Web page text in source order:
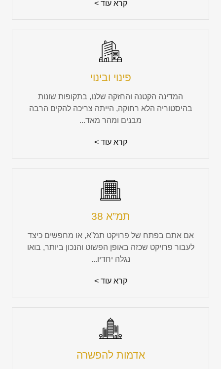
קרא עוד >
פינוי ובינוי
המדינה הקטנה והחזקה שלנו, בתקופות שונות
בהיסטוריה הלא רחוקה, הייתה צריכה להקים הרבה
מבנים ומהר מאד...
קרא עוד >
תמ”א 38
אם אתם בפתח של פרויקט תמ”א, או מחפשים כיצד
לעבור פרויקט שכזה באופן הפשוט והנכון ביותר, בואו
נגלה יחדיו...
קרא עוד >
אדמות להפשרה